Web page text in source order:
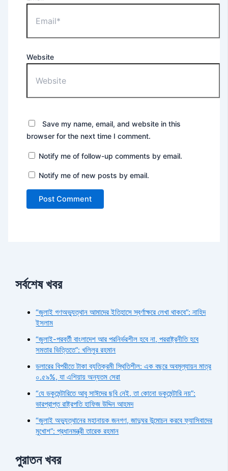
Website
Save my name, email, and website in this
browser for the next time I comment.
Notify me of follow-up comments by email.
Notify me of new posts by email.
সর্বশেষ খবর
“জুলাই গণঅভ্যুত্থান আমাদের ইতিহাসে স্বর্ণাক্ষরে লেখা থাকবে”: নাহিদ
ইসলাম
“জুলাই-পরবর্তী বাংলাদেশ আর পরনির্ভরশীল হবে না, পররাষ্ট্রনীতি হবে
সমতার ভিত্তিতে”: খলিলুর রহমান
ডলারের বিপরীতে টাকা ব্যতিক্রমী স্থিতিশীল: এক বছরে অবমূল্যায়ন মাত্র
০.৫৯%, যা এশিয়ায় অন্যতম সেরা
“যে ডকুমেন্টারিতে আবু সাঈদের ছবি নেই, তা কোনো ডকুমেন্টারি নয়”:
ভারপ্রাপ্ত রাষ্ট্রপতি হাফিজ উদ্দিন আহমদ
“জুলাই অভ্যুত্থানের মহানায়ক জনগণ, জাদুঘর উন্মোচন করবে ফ্যাসিবাদের
মুখোশ”: প্রধানমন্ত্রী তারেক রহমান
পুরাতন খবর